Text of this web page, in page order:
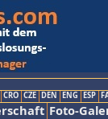
CRO CZE DEN ENG ESP
Foto-